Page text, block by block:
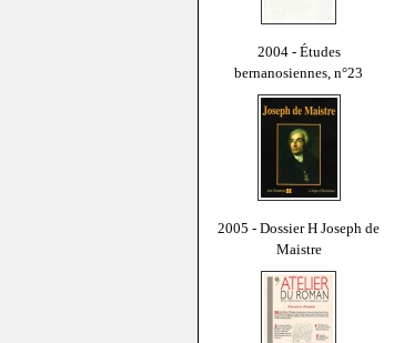
2004 - Études
bernanosiennes, n°23
2005 - Dossier H Joseph de
Maistre